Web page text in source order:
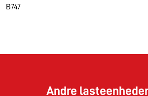
B747
Andre